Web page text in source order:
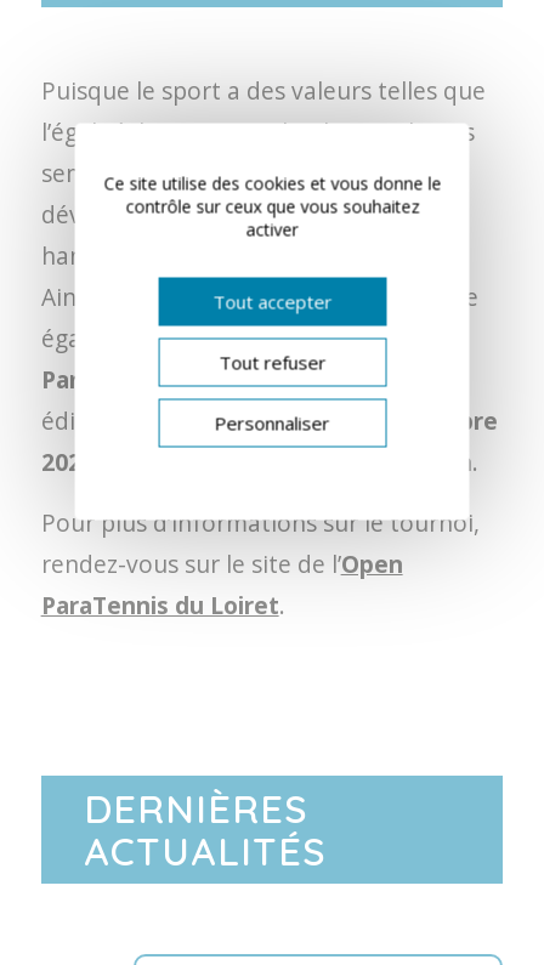
Puisque le sport a des valeurs telles que
l’égalité, le respect et l’inclusion, il nous
semblait évident de participer au
développement et à la visibilité du
handisport qu’est le tennis-fauteuil.
Ainsi, nous sommes très heureux d’être
également partenaires de l’Open
ParaTennis du Loiret. Cette nouvelle
édition se dérouleradu 4 au 7 novembre
2021
, au Complexe de la Forêt, à Saran.
Pour plus d’informations sur le tournoi,
rendez-vous sur le site de l’Open
ParaTennis du Loiret.
DERNIÈRES
ACTUALITÉS
Ce site utilise des cookies et vous donne le
contrôle sur ceux que vous souhaitez
activer
Tout accepter
Tout refuser
Personnaliser